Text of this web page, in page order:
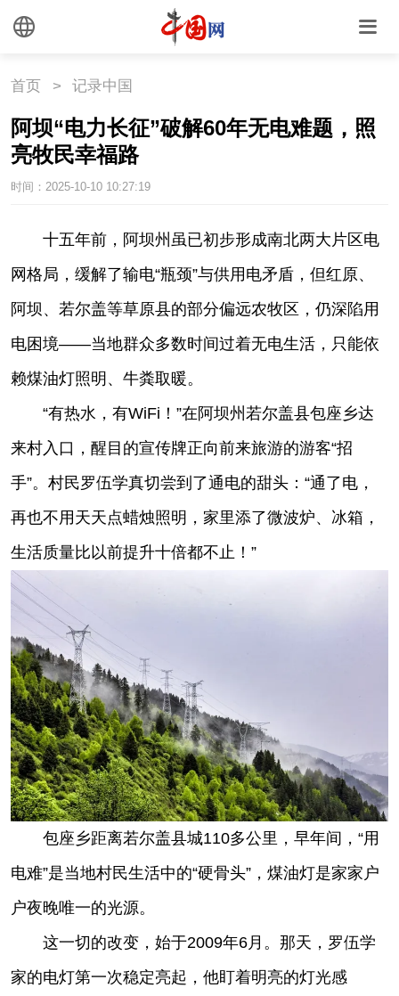
首页 > 记录中国
阿坝“电力长征”破解60年无电难题，照
亮牧民幸福路
时间：2025-10-10 10:27:19
十五年前，阿坝州虽已初步形成南北两大片区电
网格局，缓解了输电“瓶颈”与供用电矛盾，但红原、
阿坝、若尔盖等草原县的部分偏远农牧区，仍深陷用
电困境——当地群众多数时间过着无电生活，只能依
赖煤油灯照明、牛粪取暖。
“有热水，有WiFi！”在阿坝州若尔盖县包座乡达
来村入口，醒目的宣传牌正向前来旅游的游客“招
手”。村民罗伍学真切尝到了通电的甜头：“通了电，
再也不用天天点蜡烛照明，家里添了微波炉、冰箱，
生活质量比以前提升十倍都不止！”
包座乡距离若尔盖县城110多公里，早年间，“用
电难”是当地村民生活中的“硬骨头”，煤油灯是家家户
户夜晚唯一的光源。
这一切的改变，始于2009年6月。那天，罗伍学
家的电灯第一次稳定亮起，他盯着明亮的灯光感